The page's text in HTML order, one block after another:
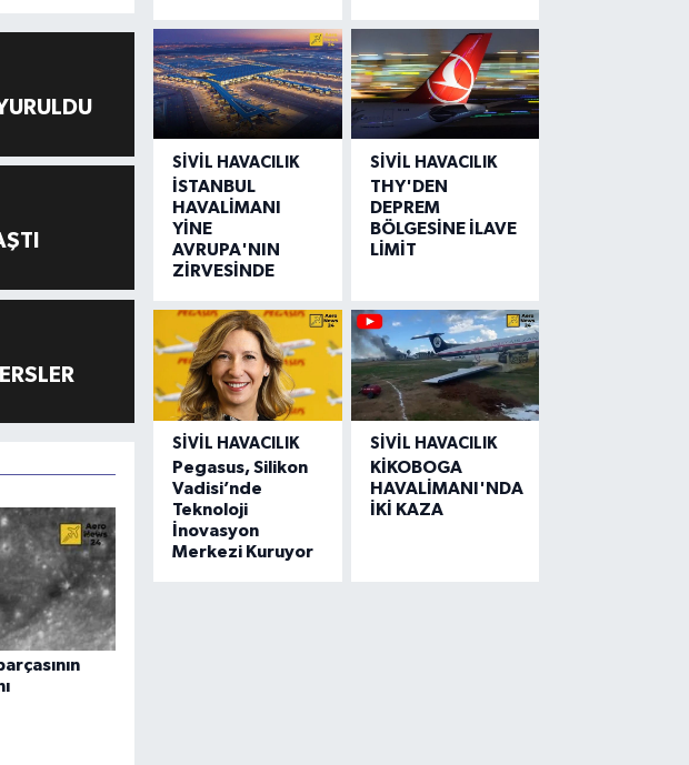
SIVIL HAVACILIK
İSTANBUL
HAVALİMANI
YİNE
AVRUPA'NIN
ZİRVESİNDE
SIVIL HAVACILIK
THY'DEN
DEPREM
BÖLGESİNE İLAVE
LİMİT
SIVIL HAVACILIK
Pegasus, Silikon
Vadisi’nde
Teknoloji
İnovasyon
Merkezi Kuruyor
SIVIL HAVACILIK
KİKOBOGA
HAVALİMANI'NDA
İKİ KAZA